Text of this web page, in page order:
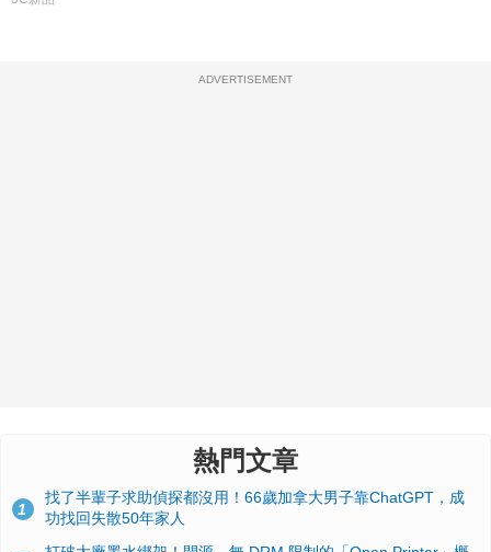
ADVERTISEMENT
熱門文章
1
找了半輩子求助偵探都沒用！66歲加拿大男子靠ChatGPT，成
功找回失散50年家人